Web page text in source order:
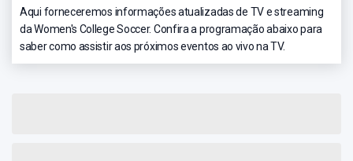
Aqui forneceremos informações atualizadas de TV e streaming
da Women's College Soccer. Confira a programação abaixo para
saber como assistir aos próximos eventos ao vivo na TV.